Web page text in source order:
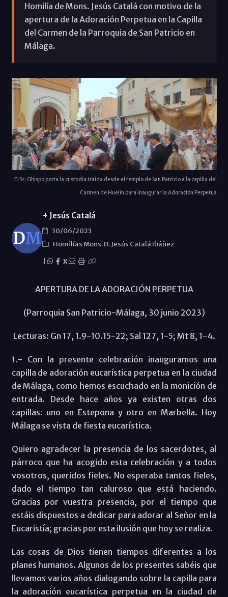
Homilía de Mons. Jesús Catalá con motivo de la
apertura de la Adoración Perpetua en la Capilla
del Carmen de la Parroquia de San Patricio en
Málaga.
El Sr. Obispo porta la custodia traída desde el templo de San Patricio a la capilla del
Carmen de Huelin para inaugurar la Adoración Perpetua
+ Jesús Catalá
30/06/2023
Homilías Mons. D. Jesús Catalá Ibáñez
X
APERTURA DE LA ADORACIÓN PERPETUA
(Parroquia San Patricio-Málaga, 30 junio 2023)
Lecturas: Gn 17, 1.9-10.15-22; Sal 127, 1-5; Mt 8, 1-4.
1.- Con la presente celebración inauguramos una
capilla de adoración eucarística perpetua en la ciudad
de Málaga, como hemos escuchado en la monición de
entrada. Desde hace años ya existen otras dos
capillas: uno en Estepona y otro en Marbella. Hoy
Málaga se vista de fiesta eucarística.
Quiero agradecer la presencia de los sacerdotes, al
párroco que ha acogido esta celebración y a todos
vosotros, queridos fieles. No esperaba tantos fieles,
dado el tiempo tan caluroso que está haciendo.
Gracias por vuestra presencia, por el tiempo que
estáis dispuestos a dedicar para adorar al Señor en la
Eucaristía; gracias por esta ilusión que hoy se realiza.
Las cosas de Dios tienen tiempos diferentes a los
planes humanos. Algunos de los presentes sabéis que
llevamos varios años dialogando sobre la capilla para
la adoración eucarística perpetua en la ciudad de